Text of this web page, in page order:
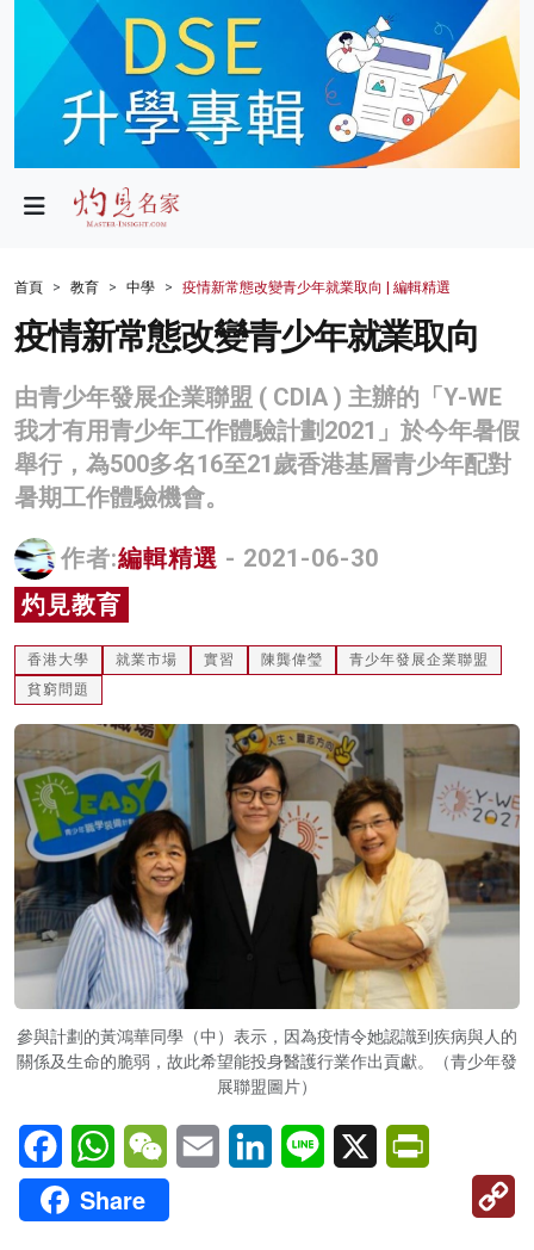
政局
財經
生活
商業
科技
名家榜
灼見活動
關於我們
首頁 教育 中學 疫情新常態改變青少年就業取向 | 編輯精選
疫情新常態改變青少年就業取向
由青少年發展企業聯盟 ( CDIA ) 主辦的「Y-WE
我才有用青少年工作體驗計劃2021」於今年暑假
舉行，為500多名16至21歲香港基層青少年配對
暑期工作體驗機會。
作者:編輯精選 - 2021-06-30
灼見教育
香港大學 就業市場 實習 陳龔偉瑩
青少年發展企業聯盟
貧窮問題
參與計劃的黃鴻華同學（中）表示，因為疫情令她認識到疾病與人的
關係及生命的脆弱，故此希望能投身醫護行業作出貢獻。（青少年發
展聯盟圖片）
FacebookWhatsAppWeChatEmail LinkedInLine X
Share